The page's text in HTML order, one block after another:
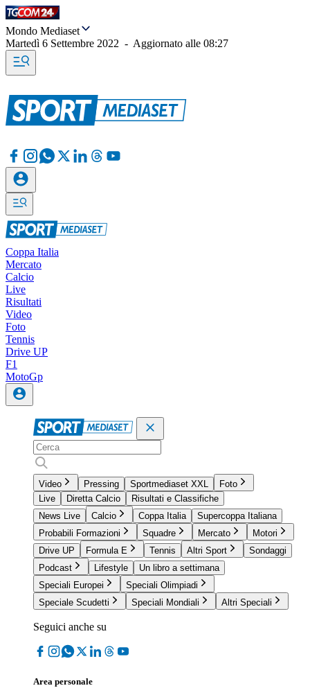
Mondo Mediaset
Martedì 6 Settembre 2022 - Aggiornato alle 08:27
Coppa Italia
Mercato
Calcio
Live
Risultati
Video
Foto
Tennis
Drive UP
F1
MotoGp
Video Pressing Sportmediaset XXL
Foto
Live
Diretta Calcio
Risultati e Classifiche
News Live
Calcio Coppa Italia
Supercoppa Italiana
Probabili Formazioni
Squadre Mercato
Motori
Drive UP
Formula E Tennis Altri Sport
Sondaggi
Podcast
Lifestyle
Un libro a settimana
Speciali Europei
Speciali Olimpiadi
Speciale Scudetti
Speciali Mondiali Altri Speciali
Seguici anche su
Area personale